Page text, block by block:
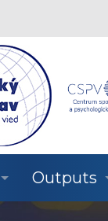
Outputs